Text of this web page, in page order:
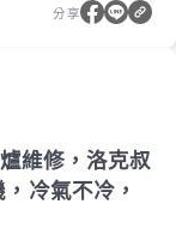
分享
維修，洛克叔
冷氣不冷，